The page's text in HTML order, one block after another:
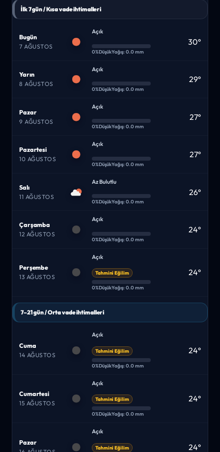
İlk 7 gün / Kısa vade ihtimalleri
Bugün
7 AĞUSTOS
Açık
0%DüşükYağış: 0.0 mm
30°
Yarın
8 AĞUSTOS
Açık
0%DüşükYağış: 0.0 mm
29°
Pazar
9 AĞUSTOS
Açık
0%DüşükYağış: 0.0 mm
27°
Pazartesi
10 AĞUSTOS
Açık
0%DüşükYağış: 0.0 mm
27°
Salı
11 AĞUSTOS
Az Bulutlu
0%DüşükYağış: 0.0 mm
26°
Çarşamba
12 AĞUSTOS
Açık
0%DüşükYağış: 0.0 mm
24°
Perşembe
13 AĞUSTOS
Açık
Tahmini Eğilim
0%DüşükYağış: 0.0 mm
24°
7–21 gün / Orta vade ihtimalleri
Cuma
14 AĞUSTOS
Açık
Tahmini Eğilim
0%DüşükYağış: 0.0 mm
24°
Cumartesi
15 AĞUSTOS
Açık
Tahmini Eğilim
0%DüşükYağış: 0.0 mm
24°
Pazar
Açık
Tahmini Eğilim 24°